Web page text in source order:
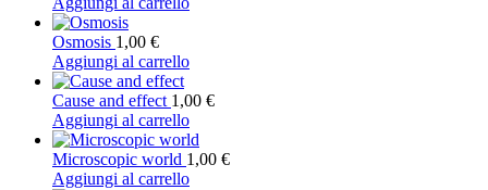
Osmosis 1,00 €
Aggiungi al carrello
Cause and effect 1,00 €
Aggiungi al carrello
Microscopic world 1,00 €
Aggiungi al carrello